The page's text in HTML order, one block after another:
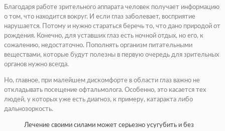
Благодаря работе зрительного аппарата человек получает информацию
о том, что находится вокруг. И если глаз заболевает, восприятие
нарушается. Потому и нужно стараться беречь то, что дано природой от
рождения. Конечно, для уставших глаз есть ночной отдых, но его, к
сожалению, недостаточно. Пополнять организм питательными
веществами, которые будут полезны в первую очередь для зрительных
органов нужно всегда.
Но, главное, при малейшем дискомфорте в области глаз важно не
откладывать посещение офтальмолога. Особенно, это касается тех
людей, у которых уже есть диагноз, к примеру, катаракта либо
дальнозоркость.
Лечение своими силами может серьезно усугубить и без